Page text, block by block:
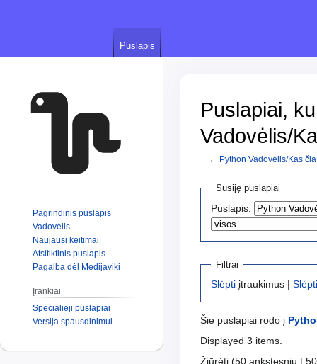
Puslapiai,
Vadovėlis/
← Python Vadovėlis/Kas
Jump
navigation
Jump
search
Susiję puslapiai
Puslapis:
Filtrai
Slėpti įtraukimus | Slėpti
Šie puslapiai rodo į
Displayed 3 items.
Žiūrėti (50 ankstesnių |
Puslapis
Pagrindinis puslapis
Vadovėlis
Naujausi keitimai
Atsitiktinis puslapis
Pagalba dėl Medijaviki
Įrankiai
Specialieji puslapiai
Versija spausdinimui